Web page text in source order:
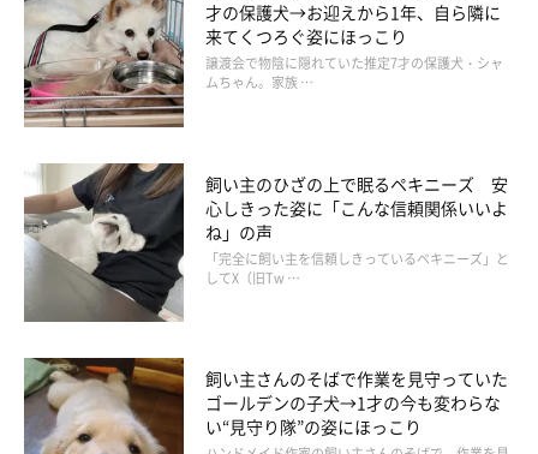
才の保護犬→お迎えから1年、自ら隣に
来てくつろぐ姿にほっこり
譲渡会で物陰に隠れていた推定7才の保護犬・シャ
ムちゃん。家族 …
飼い主のひざの上で眠るペキニーズ 安
心しきった姿に「こんな信頼関係いいよ
ね」の声
「完全に飼い主を信頼しきっているペキニーズ」と
してX（旧Tw …
飼い主さんのそばで作業を見守っていた
ゴールデンの子犬→1才の今も変わらな
い“見守り隊”の姿にほっこり